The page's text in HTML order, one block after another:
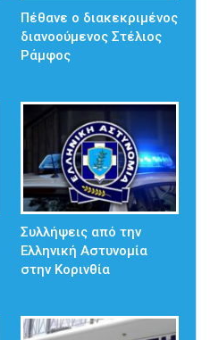
Πέθανε ο διακεκριμένος
διανοούμενος Στέλιος
Ράμφος
Συλλήψεις από την
Ελληνική Αστυνομία
στην Κορινθία